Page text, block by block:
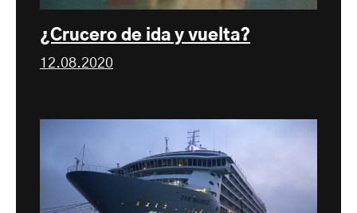
¿Crucero de ida y vuelta?
12.08.2020